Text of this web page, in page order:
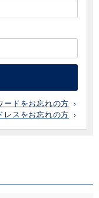
ードをお忘れの方
レスをお忘れの方